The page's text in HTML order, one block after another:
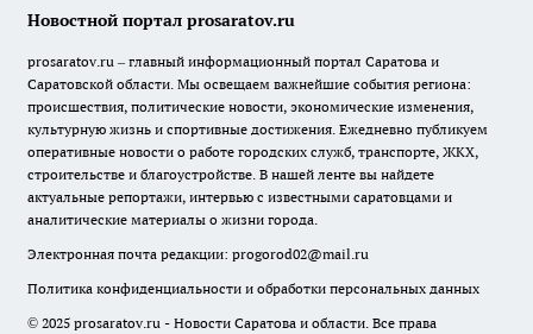
Новостной портал prosaratov.ru
prosaratov.ru – главный информационный портал Саратова и
Саратовской области. Мы освещаем важнейшие события региона:
происшествия, политические новости, экономические изменения,
культурную жизнь и спортивные достижения. Ежедневно публикуем
оперативные новости о работе городских служб, транспорте, ЖКХ,
строительстве и благоустройстве. В нашей ленте вы найдете
актуальные репортажи, интервью с известными саратовцами и
аналитические материалы о жизни города.
Электронная почта редакции: progorod02@mail.ru
Политика конфиденциальности и обработки персональных данных
© 2025 prosaratov.ru - Новости Саратова и области. Все права